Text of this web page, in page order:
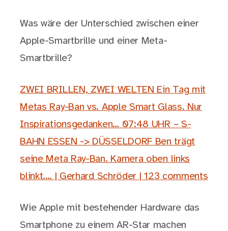
Was wäre der Unterschied zwischen einer
Apple-Smartbrille und einer Meta-
Smartbrille?
ZWEI BRILLEN, ZWEI WELTEN Ein Tag mit
Metas Ray-Ban vs. Apple Smart Glass. Nur
Inspirationsgedanken… 07:48 UHR – S-
BAHN ESSEN -> DÜSSELDORF Ben trägt
seine Meta Ray-Ban. Kamera oben links
blinkt.… | Gerhard Schröder | 123 comments
Wie Apple mit bestehender Hardware das
Smartphone zu einem AR-Star machen